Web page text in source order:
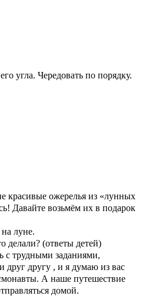
угла. Чередовать по порядку.
красивые ожерелья из «лунных
Давайте возьмём их в подарок
луне.
делали? (ответы детей)
трудными заданиями,
друг другу , и я думаю из вас
А наше путешествие
домой.